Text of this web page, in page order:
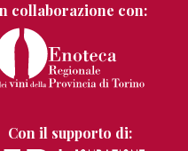
collaborazione con:
Con il supporto di: